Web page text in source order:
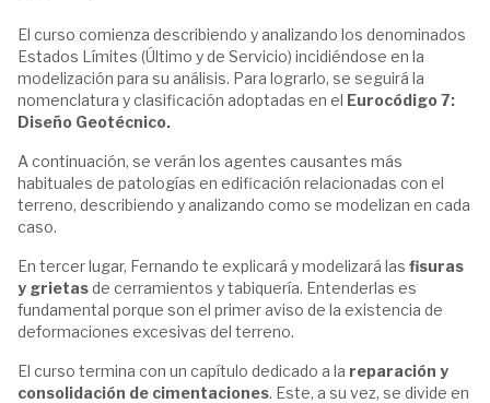
El curso comienza describiendo y analizando los denominados
Estados Límites (Último y de Servicio) incidiéndose en la
modelización para su análisis. Para lograrlo, se seguirá la
nomenclatura y clasificación adoptadas en el Eurocódigo 7:
Diseño Geotécnico.
A continuación, se verán los agentes causantes más
habituales de patologías en edificación relacionadas con el
terreno, describiendo y analizando como se modelizan en cada
caso.
En tercer lugar, Fernando te explicará y modelizará las fisuras
y grietasde cerramientos y tabiquería. Entenderlas es
fundamental porque son el primer aviso de la existencia de
deformaciones excesivas del terreno.
El curso termina con un capítulo dedicado a la reparación y
consolidación de cimentaciones. Este, a su vez, se divide en